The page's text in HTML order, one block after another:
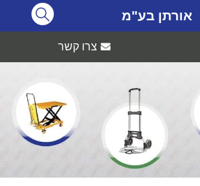
אורתן בע"מ
צרו קשר